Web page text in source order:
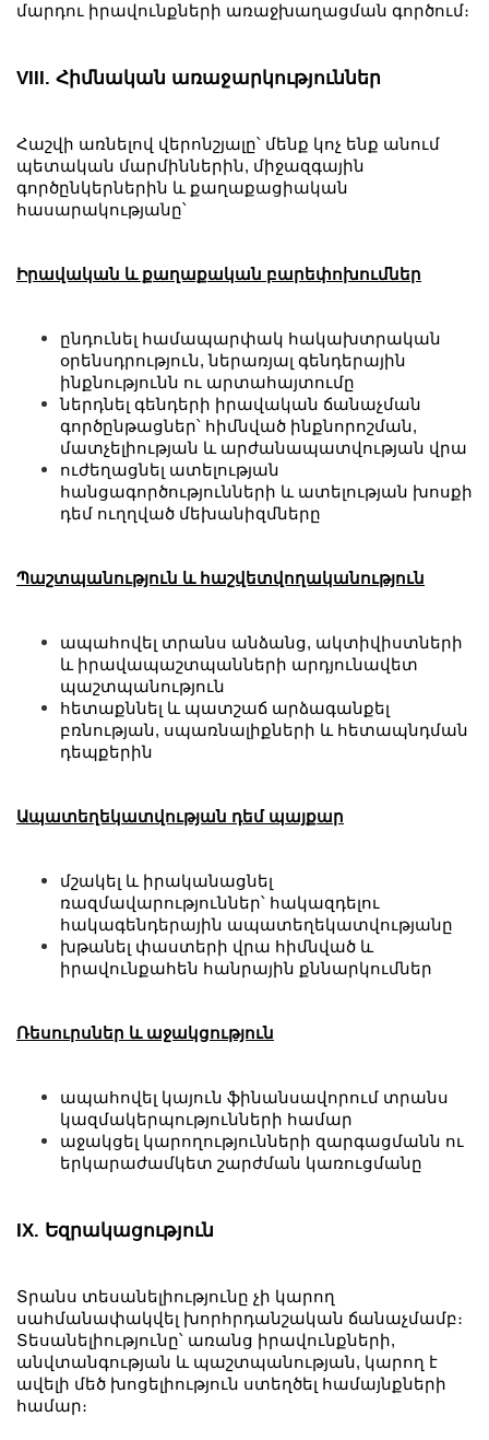
մարդու իրավունքների առաջխաղացման գործում։
VIII. Հիմնական առաջարկություններ
Հաշվի առնելով վերոնշյալը՝ մենք կոչ ենք անում
պետական մարմիններին, միջազգային
գործընկերներին և քաղաքացիական
հասարակությանը՝
Իրավական և քաղաքական բարեփոխումներ
ընդունել համապարփակ հակախտրական
օրենսդրություն, ներառյալ գենդերային
ինքնությունն ու արտահայտումը
ներդնել գենդերի իրավական ճանաչման
գործընթացներ՝ հիմնված ինքնորոշման,
մատչելիության և արժանապատվության վրա
ուժեղացնել ատելության
հանցագործությունների և ատելության խոսքի
դեմ ուղղված մեխանիզմները
Պաշտպանություն և հաշվետվողականություն
ապահովել տրանս անձանց, ակտիվիստների
և իրավապաշտպանների արդյունավետ
պաշտպանություն
հետաքննել և պատշաճ արձագանքել
բռնության, սպառնալիքների և հետապնդման
դեպքերին
Ապատեղեկատվության դեմ պայքար
մշակել և իրականացնել
ռազմավարություններ՝ հակազդելու
հակագենդերային ապատեղեկատվությանը
խթանել փաստերի վրա հիմնված և
իրավունքահեն հանրային քննարկումներ
Ռեսուրսներ և աջակցություն
ապահովել կայուն ֆինանսավորում տրանս
կազմակերպությունների համար
աջակցել կարողությունների զարգացմանն ու
երկարաժամկետ շարժման կառուցմանը
IX. Եզրակացություն
Տրանս տեսանելիությունը չի կարող
սահմանափակվել խորհրդանշական ճանաչմամբ։
Տեսանելիությունը՝ առանց իրավունքների,
անվտանգության և պաշտպանության, կարող է
ավելի մեծ խոցելիություն ստեղծել համայնքների
համար։